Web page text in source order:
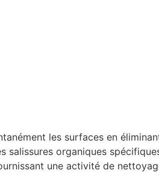
les surfaces en
salissures organiques
une activité de